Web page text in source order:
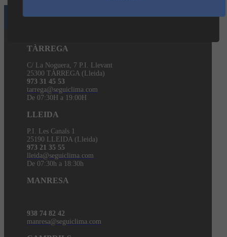
LES NOSTRES DELEGACIONS On trobar-nos
TÀRREGA
C/ La Noguera, 7 P.I. Llevant
25300 TÀRREGA (Lleida)
973 31 45 53
tarrega@seguiclima.com
De 07:30H a 19:00H
LLEIDA
P.I. Les Canals 1
25190 LLEIDA (Lleida)
973 21 35 55
lleida@seguiclima.com
De 07:30h a 18:30h
MANRESA
938 74 82 42
manresa@seguiclima.com